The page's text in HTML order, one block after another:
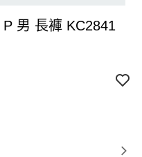
男 長褲 KC2841